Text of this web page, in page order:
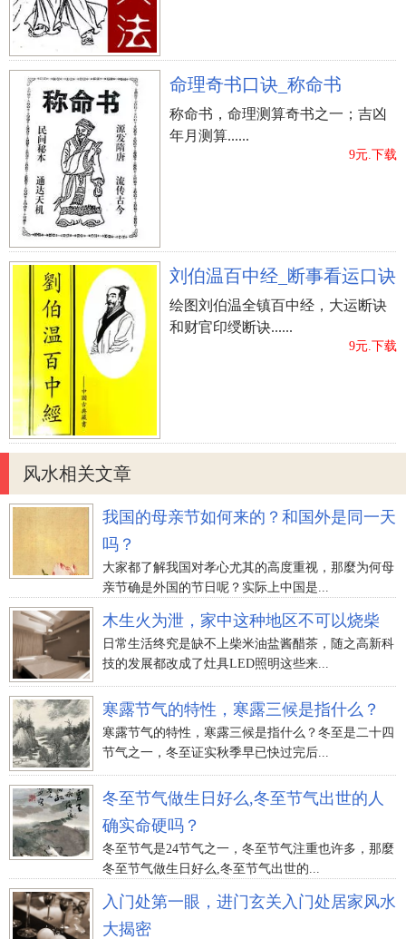
命理奇书口诀_称命书
称命书，命理测算奇书之一；吉凶
年月测算......
9元.下载
刘伯温百中经_断事看运口诀
绘图刘伯温全镇百中经，大运断诀
和财官印绶断诀......
9元.下载
风水相关文章
我国的母亲节如何来的？和国外是同一天
吗？
大家都了解我国对孝心尤其的高度重视，那麼为何母
亲节确是外国的节日呢？实际上中国是...
木生火为泄，家中这种地区不可以烧柴
日常生活终究是缺不上柴米油盐酱醋茶，随之高新科
技的发展都改成了灶具LED照明这些来...
寒露节气的特性，寒露三候是指什么？
寒露节气的特性，寒露三候是指什么？冬至是二十四
节气之一，冬至证实秋季早已快过完后...
冬至节气做生日好么,冬至节气出世的人
确实命硬吗？
冬至节气是24节气之一，冬至节气注重也许多，那麼
冬至节气做生日好么,冬至节气出世的...
入门处第一眼，进门玄关入门处居家风水
大揭密